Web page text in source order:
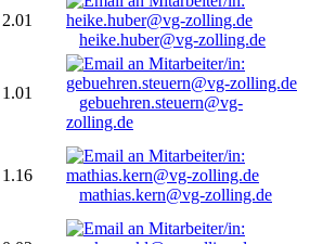
2.01
heike.huber@vg-zolling.de
1.01
gebuehren.steuern@vg-
zolling.de
1.16
mathias.kern@vg-zolling.de